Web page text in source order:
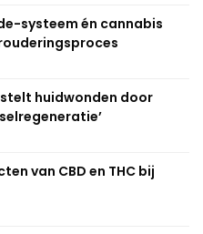
systeem én cannabis
huidwonden door
van CBD en THC bij